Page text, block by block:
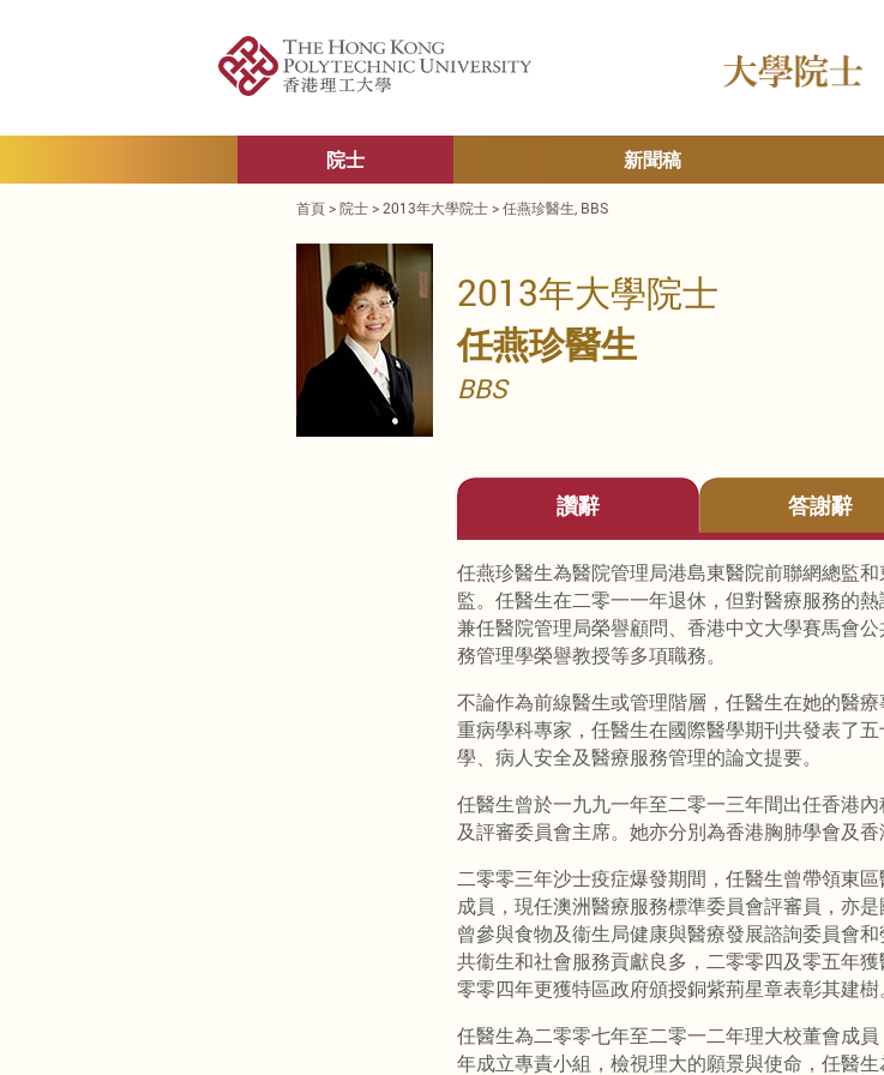
院士 新聞稿
首頁>院士>2013年大學院士>任燕珍醫生, BBS
2013年大學院士
任燕珍醫生
BBS
讚辭 答謝辭
任燕珍醫生為醫院管理局港島東醫院前聯網總監
監。任醫生在二零一一年退休，但對醫療服務的
兼任醫院管理局榮譽顧問、香港中文大學賽馬會
務管理學榮譽教授等多項職務。
不論作為前線醫生或管理階層，任醫生在她的醫
重病學科專家，任醫生在國際醫學期刊共發表了
學、病人安全及醫療服務管理的論文提要。
任醫生曾於一九九一年至二零一三年間出任香港
及評審委員會主席。她亦分別為香港胸肺學會及
二零零三年沙士疫症爆發期間，任醫生曾帶領東
成員，現任澳洲醫療服務標準委員會評審員，亦
曾參與食物及衞生局健康與醫療發展諮詢委員會
共衞生和社會服務貢獻良多，二零零四及零五年
零零四年更獲特區政府頒授銅紫荊星章表彰其建樹
任醫生為二零零七年至二零一二年理大校董會成
年成立專責小組，檢視理大的願景與使命，任醫